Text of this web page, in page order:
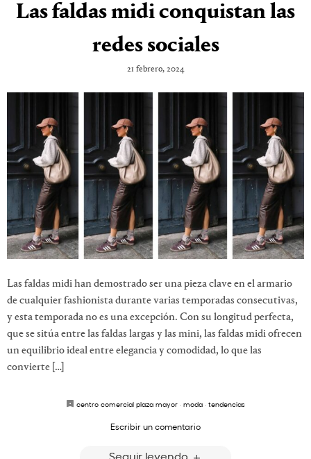
Las faldas midi conquistan las
redes sociales
21 febrero, 2024
Las faldas midi han demostrado ser una pieza clave en el armario
de cualquier fashionista durante varias temporadas consecutivas,
y esta temporada no es una excepción. Con su longitud perfecta,
que se sitúa entre las faldas largas y las mini, las faldas midi ofrecen
un equilibrio ideal entre elegancia y comodidad, lo que las
convierte […]
centro comercial plaza mayor · moda · tendencias
Escribir un comentario
Seguir leyendo